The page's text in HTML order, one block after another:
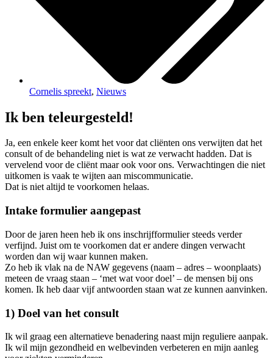
Cornelis spreekt, Nieuws
Ik ben teleurgesteld!
Ja, een enkele keer komt het voor dat cliënten ons verwijten dat het
consult of de behandeling niet is wat ze verwacht hadden. Dat is
vervelend voor de cliënt maar ook voor ons. Verwachtingen die niet
uitkomen is vaak te wijten aan miscommunicatie.
Dat is niet altijd te voorkomen helaas.
Intake formulier aangepast
Door de jaren heen heb ik ons inschrijfformulier steeds verder
verfijnd. Juist om te voorkomen dat er andere dingen verwacht
worden dan wij waar kunnen maken.
Zo heb ik vlak na de NAW gegevens (naam – adres – woonplaats)
meteen de vraag staan – ‘met wat voor doel’ – de mensen bij ons
komen. Ik heb daar vijf antwoorden staan wat ze kunnen aanvinken.
1) Doel van het consult
Ik wil graag een alternatieve benadering naast mijn reguliere aanpak.
Ik wil mijn gezondheid en welbevinden verbeteren en mijn aanleg